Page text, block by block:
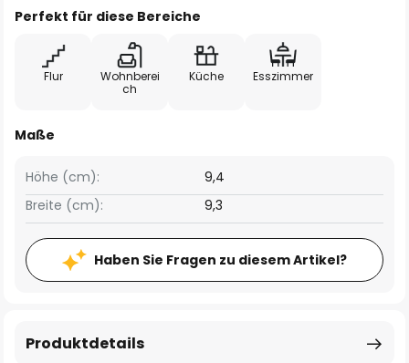
Perfekt für diese Bereiche
Flur
Wohnberei
ch
Küche Esszimmer
Maße
Breite (cm): 9,3
Höhe (cm): 9,4
Haben Sie Fragen zu diesem Artikel?
Produktdetails